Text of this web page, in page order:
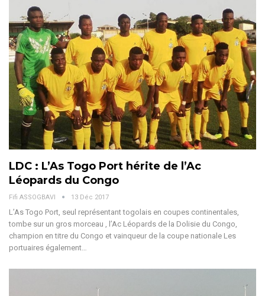
LDC : L’As Togo Port hérite de l’Ac
Léopards du Congo
Fifi ASSOGBAVI 13 Déc 2017
L’As Togo Port, seul représentant togolais en coupes continentales,
tombe sur un gros morceau , l’Ac Léopards de la Dolisie du Congo,
champion en titre du Congo et vainqueur de la coupe nationale Les
portuaires également…